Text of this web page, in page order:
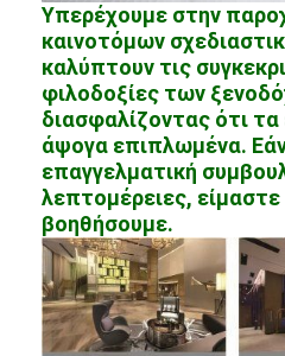
Υπερέχουμε στην
καινοτόμων
καλύπτουν τις
φιλοδοξίες των
διασφαλίζοντας ότι τα
άψογα επιπλωμένα.
επαγγελματική
λεπτομέρειες,
βοηθήσουμε.